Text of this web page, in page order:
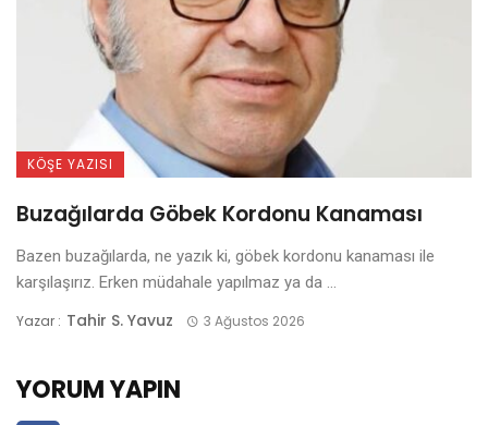
KÖŞE YAZISI
Buzağılarda Göbek Kordonu Kanaması
Bazen buzağılarda, ne yazık ki, göbek kordonu kanaması ile
karşılaşırız. Erken müdahale yapılmaz ya da ...
Yazar : Tahir S. Yavuz 3 Ağustos 2026
YORUM YAPIN